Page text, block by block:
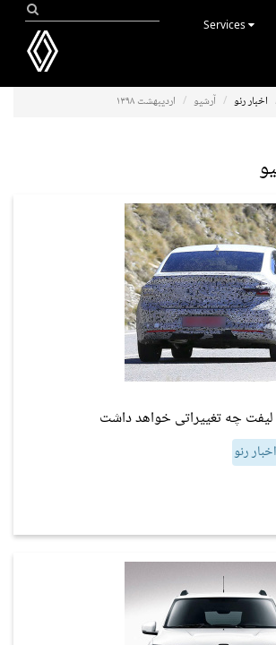
اخبار رنو آرشیو اردیبهشت ۱۳۹۸
چه تغییراتی خواهد داشت
اخبار رنو